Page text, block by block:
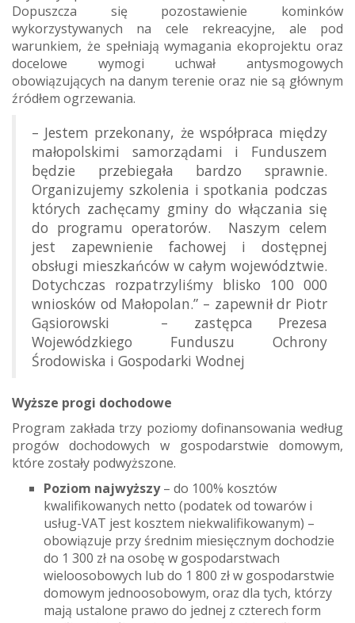
Dopuszcza się pozostawienie kominków
wykorzystywanych na cele rekreacyjne, ale pod
warunkiem, że spełniają wymagania ekoprojektu oraz
docelowe wymogi uchwał antysmogowych
obowiązujących na danym terenie oraz nie są głównym
źródłem ogrzewania.
– Jestem przekonany, że współpraca między
małopolskimi samorządami i Funduszem
będzie przebiegała bardzo sprawnie.
Organizujemy szkolenia i spotkania podczas
których zachęcamy gminy do włączania się
do programu operatorów. Naszym celem
jest zapewnienie fachowej i dostępnej
obsługi mieszkańców w całym województwie.
Dotychczas rozpatrzyliśmy blisko 100 000
wniosków od Małopolan.” – zapewnił dr Piotr
Gąsiorowski – zastępca Prezesa
Wojewódzkiego Funduszu Ochrony
Środowiska i Gospodarki Wodnej
Wyższe progi dochodowe
Program zakłada trzy poziomy dofinansowania według
progów dochodowych w gospodarstwie domowym,
które zostały podwyższone.
Poziom najwyższy– do 100% kosztów
kwalifikowanych netto (podatek od towarów i
usług-VAT jest kosztem niekwalifikowanym) –
obowiązuje przy średnim miesięcznym dochodzie
do 1 300 zł na osobę w gospodarstwach
wieloosobowych lub do 1 800 zł w gospodarstwie
domowym jednoosobowym, oraz dla tych, którzy
mają ustalone prawo do jednej z czterech form